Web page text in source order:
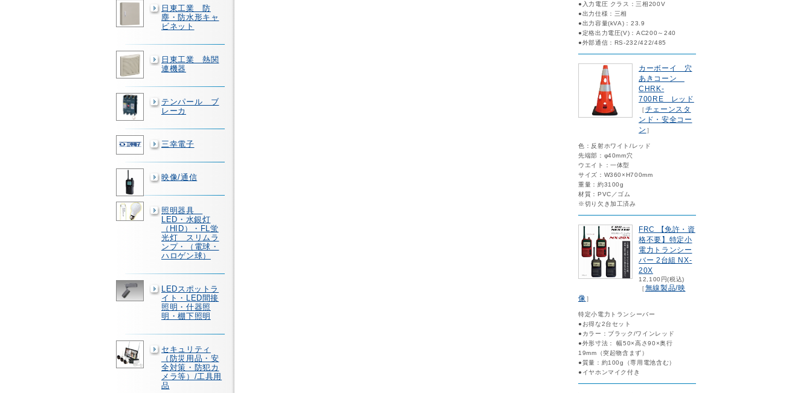
日東工業 防
塵・防水形キャ
ビネット
日東工業 熱関
連機器
テンパール ブ
レーカ
三幸電子
映像/通信
照明器具
LED・水銀灯
（HID）・FL蛍
光灯 スリムラ
ンプ・（電球・
ハロゲン球）
LEDスポットラ
イト・LED間接
照明・什器照
明・棚下照明
セキュリティ
（防災用品・安
全対策・防犯カ
メラ等）/工具用
品
●入力電圧 クラス：三相200V
●出力仕様：三相
●出力容量(kVA)：23.9
●定格出力電圧(V)：AC200～240
●外部通信：RS-232/422/485
カーボーイ 穴
あきコーン
CHRK-
700RE レッド
［チェーンスタ
ンド・安全コー
ン ］
色：反射ホワイト/レッド
先端部：φ40mm穴
ウエイト：一体型
サイズ：W360×H700mm
重量：約3100g
材質：PVC／ゴム
※切り欠き加工済み
FRC 【免許・資
格不要】特定小
電力トランシー
バー 2台組 NX-
20X
12,100円(税込)
［無線製品/映
像］
特定小電力トランシーバー
●お得な2台セット
●カラー：ブラック/ワインレッド
●外形寸法： 幅50×高さ90×奥行
19mm（突起物含まず）
●質量：約100g（専用電池含む）
●イヤホンマイク付き